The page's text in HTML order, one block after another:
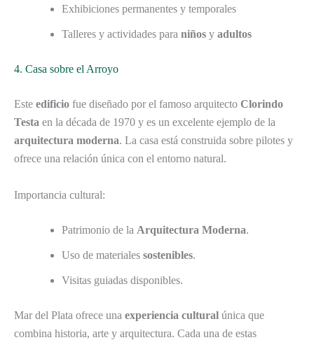
Exhibiciones permanentes y temporales
Talleres y actividades para niños y adultos
4. Casa sobre el Arroyo
Este edificio fue diseñado por el famoso arquitecto Clorindo
Testa en la década de 1970 y es un excelente ejemplo de la
arquitectura moderna. La casa está construida sobre pilotes y
ofrece una relación única con el entorno natural.
Importancia cultural:
Patrimonio de la Arquitectura Moderna.
Uso de materiales sostenibles.
Visitas guiadas disponibles.
Mar del Plata ofrece una experiencia cultural única que
combina historia, arte y arquitectura. Cada una de estas